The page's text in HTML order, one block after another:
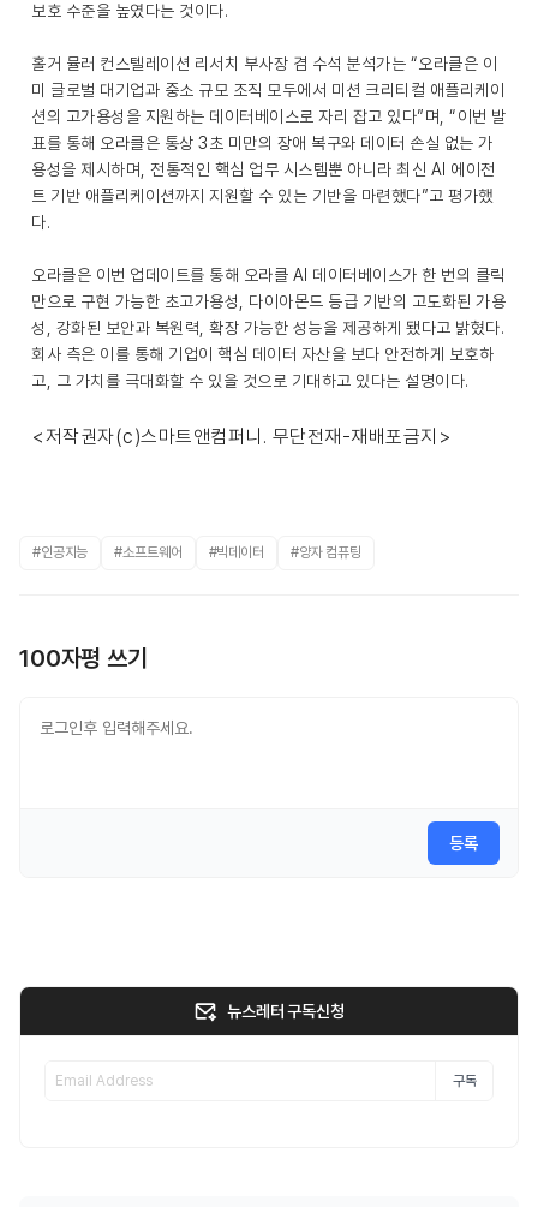
보호 수준을 높였다는 것이다.
홀거 뮬러 컨스텔레이션 리서치 부사장 겸 수석 분석가는 “오라클은 이
미 글로벌 대기업과 중소 규모 조직 모두에서 미션 크리티컬 애플리케이
션의 고가용성을 지원하는 데이터베이스로 자리 잡고 있다”며, “이번 발
표를 통해 오라클은 통상 3초 미만의 장애 복구와 데이터 손실 없는 가
용성을 제시하며, 전통적인 핵심 업무 시스템뿐 아니라 최신 AI 에이전
트 기반 애플리케이션까지 지원할 수 있는 기반을 마련했다”고 평가했
다.
오라클은 이번 업데이트를 통해 오라클 AI 데이터베이스가 한 번의 클릭
만으로 구현 가능한 초고가용성, 다이아몬드 등급 기반의 고도화된 가용
성, 강화된 보안과 복원력, 확장 가능한 성능을 제공하게 됐다고 밝혔다.
회사 측은 이를 통해 기업이 핵심 데이터 자산을 보다 안전하게 보호하
고, 그 가치를 극대화할 수 있을 것으로 기대하고 있다는 설명이다.
<저작권자(c)스마트앤컴퍼니. 무단전재-재배포금지>
#인공지능 #소프트웨어 #빅데이터 #양자 컴퓨팅
100자평 쓰기
등록
뉴스레터 구독신청
구독